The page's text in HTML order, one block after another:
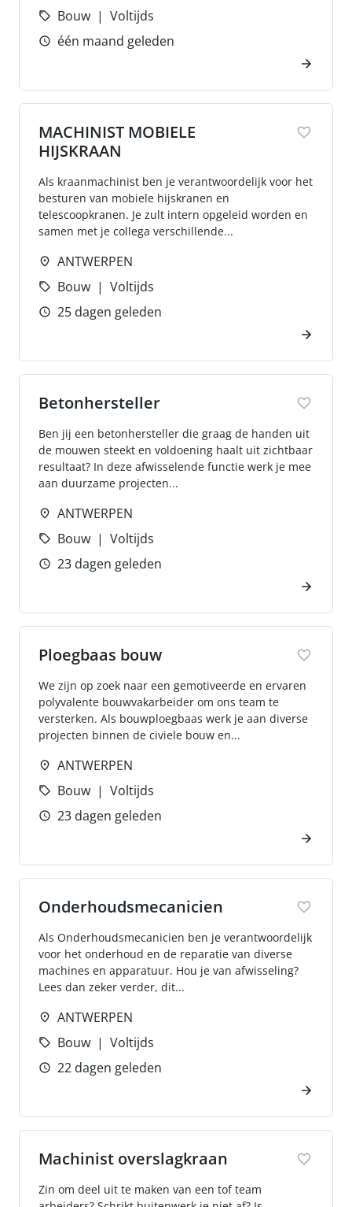
Bouw
Voltijds
één maand geleden
MACHINIST MOBIELE
HIJSKRAAN
Als kraanmachinist ben je verantwoordelijk voor het
besturen van mobiele hijskranen en
telescoopkranen. Je zult intern opgeleid worden en
samen met je collega verschillende...
ANTWERPEN
Bouw
Voltijds
25 dagen geleden
Betonhersteller
Ben jij een betonhersteller die graag de handen uit
de mouwen steekt en voldoening haalt uit zichtbaar
resultaat? In deze afwisselende functie werk je mee
aan duurzame projecten...
ANTWERPEN
Bouw
Voltijds
23 dagen geleden
Ploegbaas bouw
We zijn op zoek naar een gemotiveerde en ervaren
polyvalente bouwvakarbeider om ons team te
versterken. Als bouwploegbaas werk je aan diverse
projecten binnen de civiele bouw en...
ANTWERPEN
Bouw
Voltijds
23 dagen geleden
Onderhoudsmecanicien
Als Onderhoudsmecanicien ben je verantwoordelijk
voor het onderhoud en de reparatie van diverse
machines en apparatuur. Hou je van afwisseling?
Lees dan zeker verder, dit...
ANTWERPEN
Bouw
Voltijds
22 dagen geleden
Machinist overslagkraan
Zin om deel uit te maken van een tof team